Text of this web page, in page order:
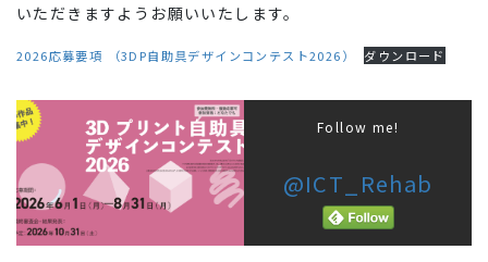
いただきますようお願いいたします。
2026応募要項 （3DP自助具デザインコンテスト2026） ダウンロード
Follow me!
@ICT_Rehab